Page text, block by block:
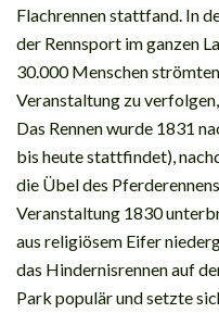
Flachrennen stattfand. In
der Rennsport im ganzen
30.000 Menschen
Veranstaltung zu
Das Rennen wurde 1831
bis heute stattfindet),
die Übel des
Veranstaltung 1830
aus religiösem Eifer
das Hindernisrennen auf
Park populär und setzte